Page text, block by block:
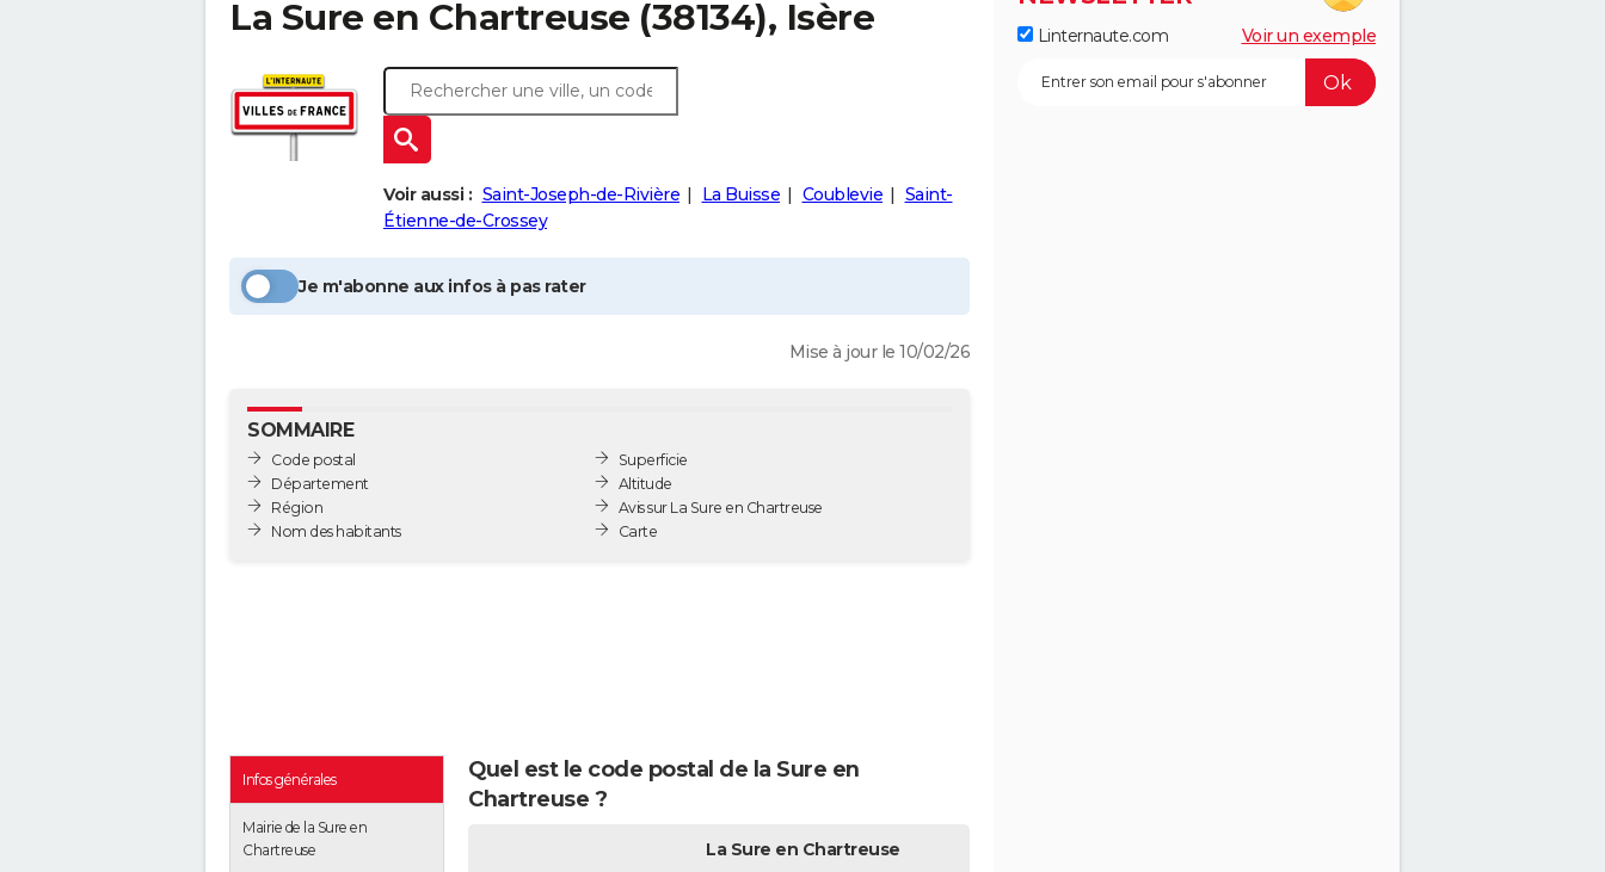
La Sure en Chartreuse (38134), Isère
Voir aussi : Saint-Joseph-de-Rivière La Buisse Coublevie
Saint-
Étienne-de-Crossey
Je m'abonne aux infos à pas rater
Mise à jour le 10/02/26
SOMMAIRE
Code postal
Département
Région
Nom des habitants
Superficie
Altitude
Avis sur La Sure en Chartreuse
Carte
Infos générales
Mairie de la Sure en
Chartreuse
Quel est le code postal de la Sure en
Chartreuse ?
La Sure en Chartreuse
Linternaute.com Voir un exemple